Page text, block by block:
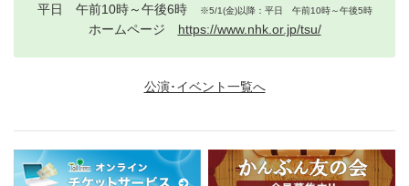
平日 午前10時～午後6時
※5/1(金)以降：平日 午前10時～午後5時
ホームページ https://www.nhk.or.jp/tsu/
公演･イベント一覧へ